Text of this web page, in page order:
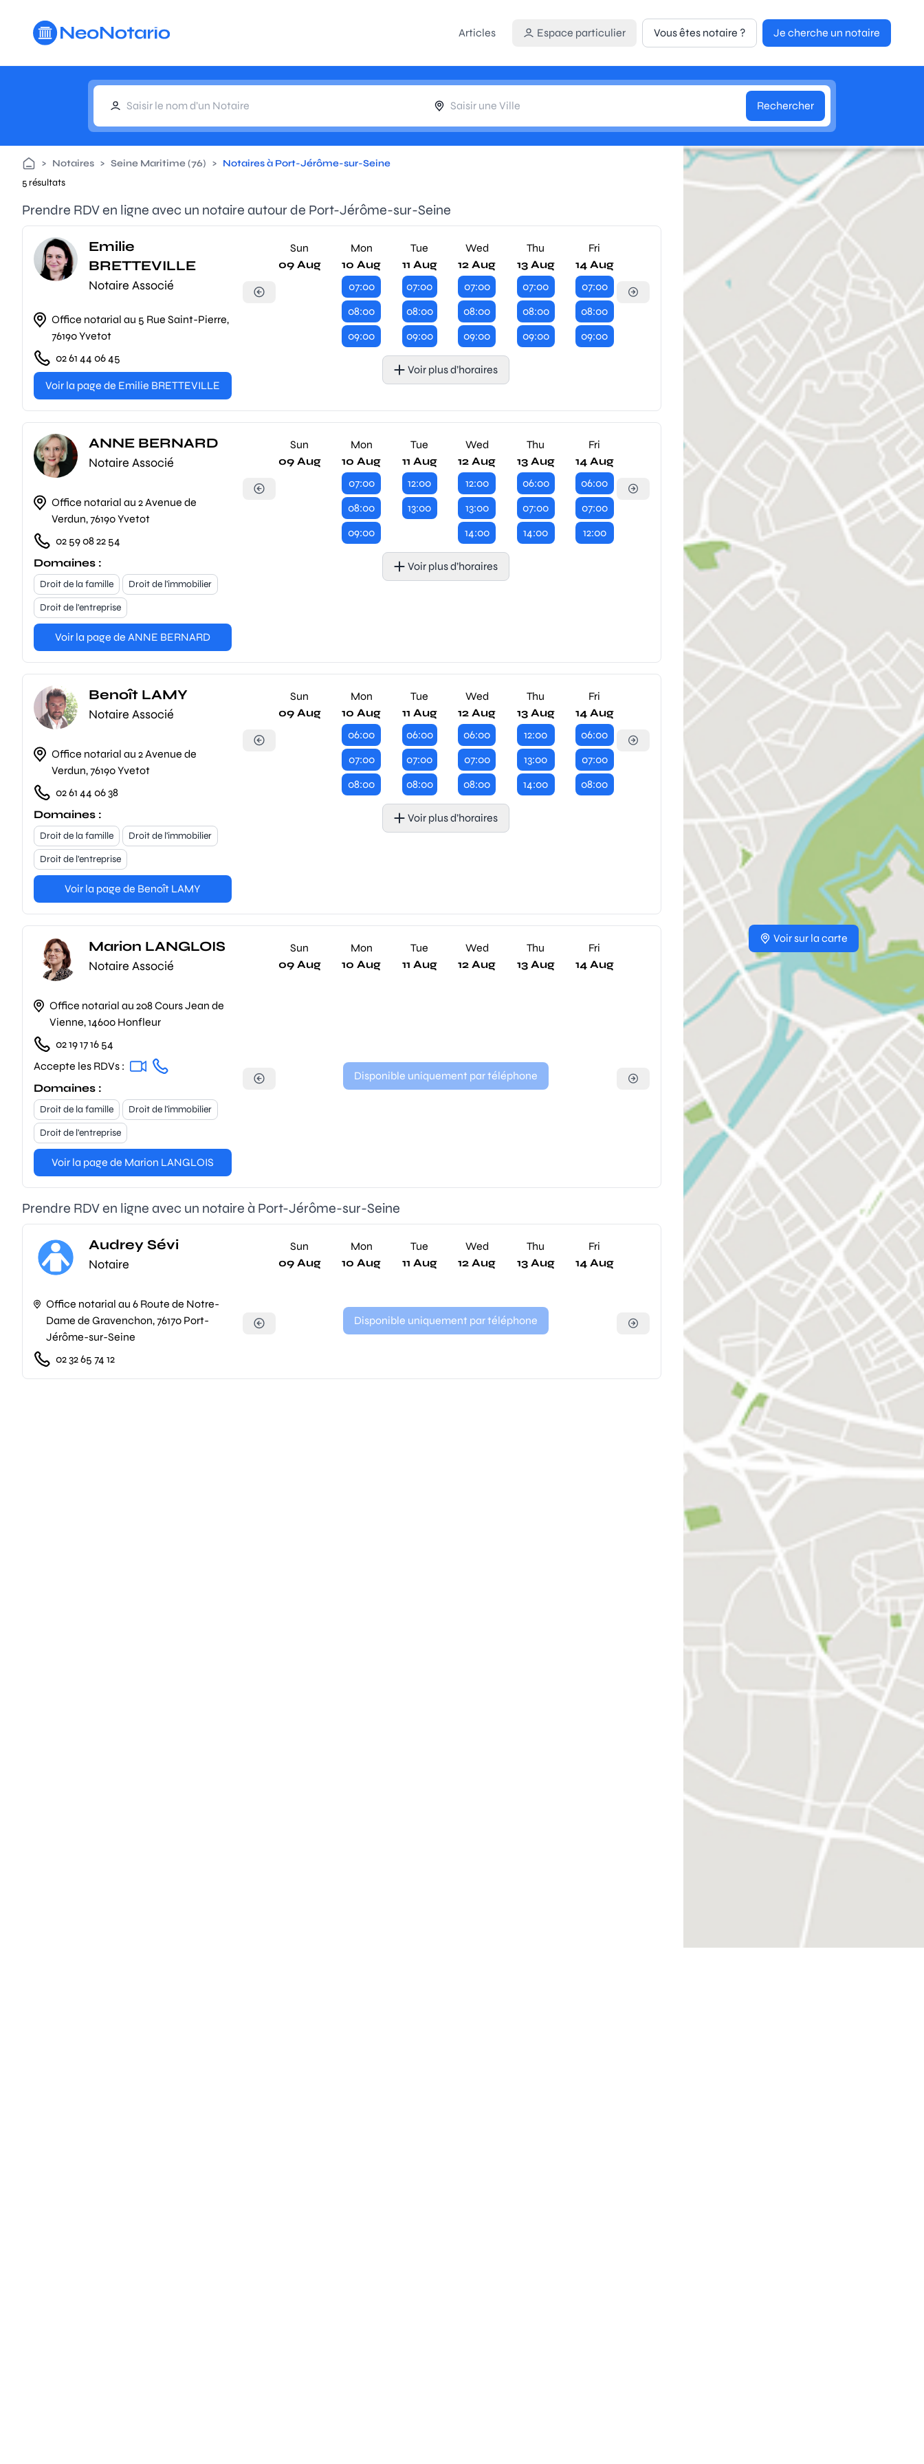
Articles
Espace particulier Vous êtes notaire ? Je cherche un notaire
Rechercher
> Notaires > Seine Maritime (76) > Notaires à Port-Jérôme-sur-Seine
5 résultats
Prendre RDV en ligne avec un notaire autour de Port-Jérôme-sur-Seine
Emilie
BRETTEVILLE
Notaire Associé
Office notarial au 5 Rue Saint-Pierre,
76190 Yvetot
02 61 44 06 45
Voir la page de Emilie BRETTEVILLE
Sun
09 Aug
Mon
10 Aug
07:00
08:00
09:00
Tue
11 Aug
07:00
08:00
09:00
Wed
12 Aug
07:00
08:00
09:00
Thu
13 Aug
07:00
08:00
09:00
Fri
14 Aug
07:00
08:00
09:00
Voir plus d’horaires
ANNE BERNARD
Notaire Associé
Office notarial au 2 Avenue de
Verdun, 76190 Yvetot
02 59 08 22 54
Domaines :
Droit de la famille
Droit de l'immobilier
Droit de l'entreprise
Voir la page de ANNE BERNARD
Sun
09 Aug
Mon
10 Aug
07:00
08:00
09:00
Tue
11 Aug
12:00
13:00
Wed
12 Aug
12:00
13:00
14:00
Thu
13 Aug
06:00
07:00
14:00
Fri
14 Aug
06:00
07:00
12:00
Voir plus d’horaires
Benoît LAMY
Notaire Associé
Office notarial au 2 Avenue de
Verdun, 76190 Yvetot
02 61 44 06 38
Domaines :
Droit de la famille
Droit de l'immobilier
Droit de l'entreprise
Voir la page de Benoît LAMY
Sun
09 Aug
Mon
10 Aug
06:00
07:00
08:00
Tue
11 Aug
06:00
07:00
08:00
Wed
12 Aug
06:00
07:00
08:00
Thu
13 Aug
12:00
13:00
14:00
Fri
14 Aug
06:00
07:00
08:00
Voir plus d’horaires
Marion LANGLOIS
Notaire Associé
Office notarial au 208 Cours Jean de
Vienne, 14600 Honfleur
02 19 17 16 54
Accepte les RDVs :
Domaines :
Droit de la famille
Droit de l'immobilier
Droit de l'entreprise
Voir la page de Marion LANGLOIS
Sun
09 Aug
Mon
10 Aug
Tue
11 Aug
Wed
12 Aug
Thu
13 Aug
Fri
14 Aug
Disponible uniquement par téléphone
Prendre RDV en ligne avec un notaire à Port-Jérôme-sur-Seine
Audrey Sévi
Notaire
Office notarial au 6 Route de Notre-
Dame de Gravenchon, 76170 Port-
Jérôme-sur-Seine
02 32 65 74 12
Sun
09 Aug
Mon
10 Aug
Tue
11 Aug
Wed
12 Aug
Thu
13 Aug
Fri
14 Aug
Disponible uniquement par téléphone
Voir sur la carte